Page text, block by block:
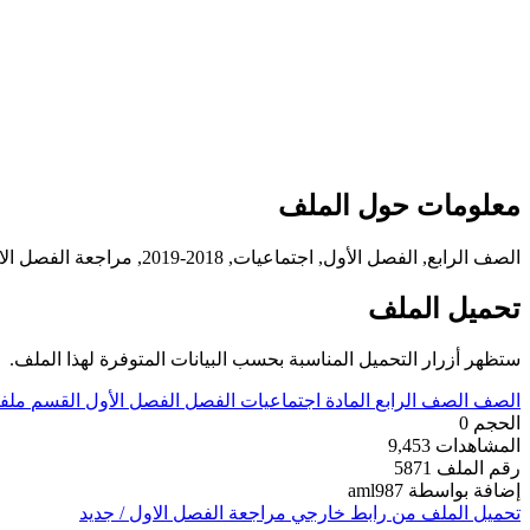
معلومات حول الملف
الصف الرابع, الفصل الأول, اجتماعيات, 2018-2019, مراجعة الفصل الاول / جديد
تحميل الملف
ستظهر أزرار التحميل المناسبة بحسب البيانات المتوفرة لهذا الملف.
الصف الصف الرابع المادة اجتماعيات الفصل الفصل الأول القسم
الحجم 0
المشاهدات 9,453
رقم الملف 5871
إضافة بواسطة aml987
تحميل الملف من رابط خارجي مراجعة الفصل الاول / جديد